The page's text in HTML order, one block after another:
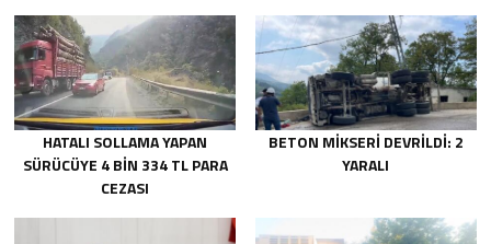
HATALI SOLLAMA YAPAN
SÜRÜCÜYE 4 BİN 334 TL PARA
CEZASI
BETON MİKSERİ DEVRİLDİ: 2
YARALI